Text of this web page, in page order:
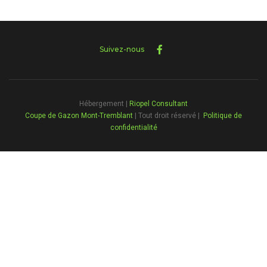
Suivez-nous
Hébergement |
Riopel Consultant
Coupe de Gazon Mont-Tremblant | Tout droit réservé |
Politique de
confidentialité